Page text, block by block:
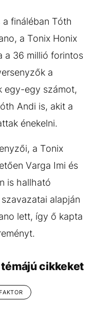
a fináléban Tóth
a Tonix Honix
a 36 millió forintos
a
egy-egy számot,
Andi is, akit a
énekelni.
a Tonix
Varga Imi és
is hallható
alapján
lett, így ő kapta
cikkeket